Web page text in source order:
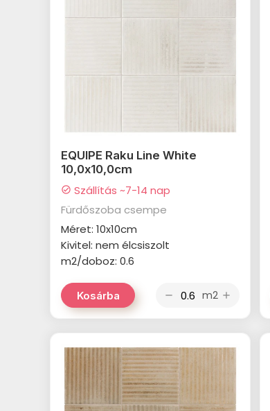
EQUIPE Raku Line White
10,0x10,0cm
check_circle Szállítás ~7-14 nap
Fürdőszoba csempe
Méret: 10x10cm
Kivitel: nem élcsiszolt
m2/doboz: 0.6
Kosárba remove m2 add